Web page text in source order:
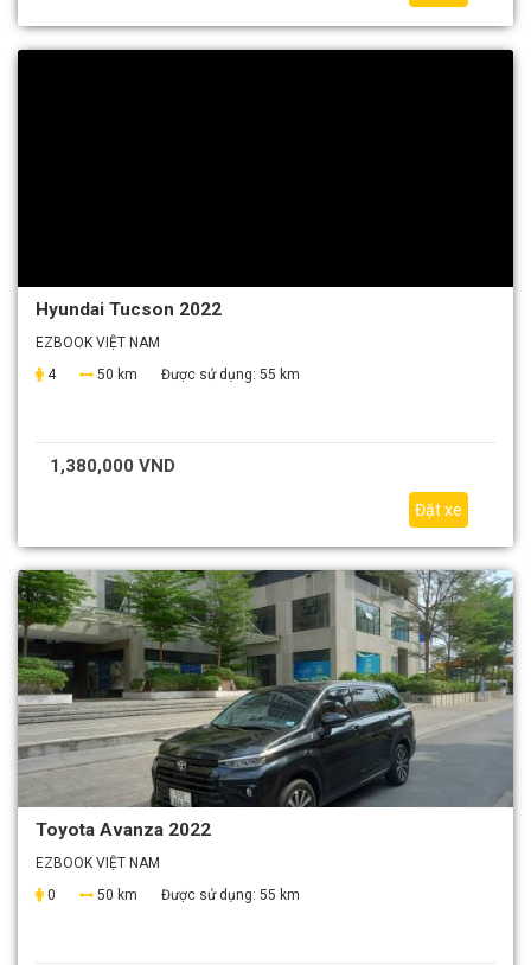
Hyundai Tucson 2022
EZBOOK VIỆT NAM
4
50 km Được sử dụng: 55 km
1,380,000 VND
Đặt xe
Toyota Avanza 2022
EZBOOK VIỆT NAM
0
50 km Được sử dụng: 55 km